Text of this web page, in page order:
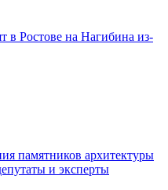
в Ростове на Нагибина из-
памятников архитектуры
и эксперты